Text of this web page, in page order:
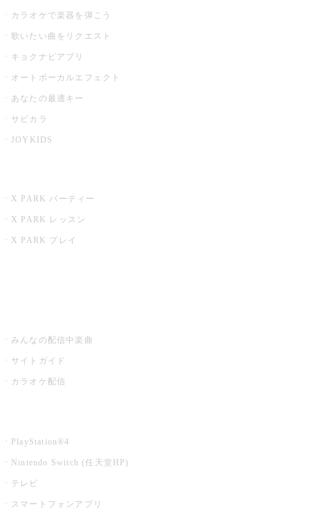
カラオケで楽器を弾こう
歌いたい曲をリクエスト
キョクナビアプリ
オートボーカルエフェクト
あなたの最適キー
サビカラ
JOYKIDS
X PARK パーティー
X PARK レッスン
X PARK プレイ
みんなの配信中楽曲
サイトガイド
カラオケ配信
PlayStation®4
Nintendo Switch (任天堂HP)
テレビ
スマートフォンアプリ